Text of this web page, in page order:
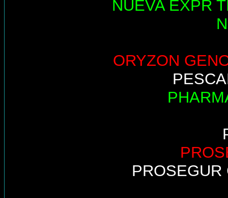
NUEVA EXPR
ORYZON
PROSEGUR